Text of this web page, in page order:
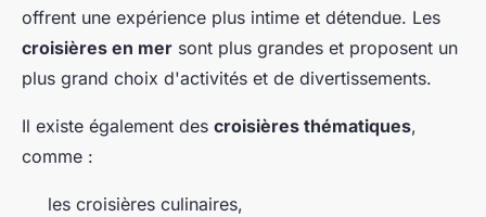
offrent une expérience plus intime et détendue. Les
croisières en mer sont plus grandes et proposent un
plus grand choix d'activités et de divertissements.
Il existe également des croisières thématiques,
comme :
les croisières culinaires,